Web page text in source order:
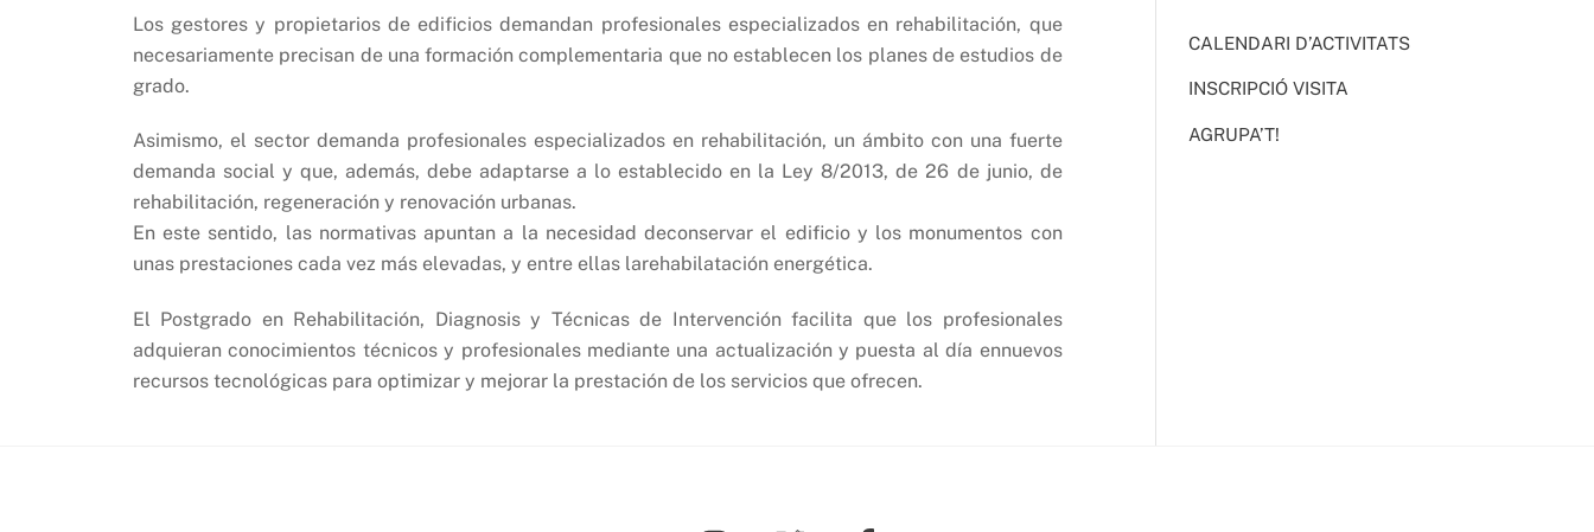
Los gestores y propietarios de edificios demandan profesionales especializados en rehabilitación, que
necesariamente precisan de una formación complementaria que no establecen los planes de estudios de
grado.
Asimismo, el sector demanda profesionales especializados en rehabilitación, un ámbito con una fuerte
demanda social y que, además, debe adaptarse a lo establecido en la Ley 8/2013, de 26 de junio, de
rehabilitación, regeneración y renovación urbanas.
En este sentido, las normativas apuntan a la necesidad deconservar el edificio y los monumentos con
unas prestaciones cada vez más elevadas, y entre ellas larehabilatación energética.
El Postgrado en Rehabilitación, Diagnosis y Técnicas de Intervención facilita que los profesionales
adquieran conocimientos técnicos y profesionales mediante una actualización y puesta al día ennuevos
recursos tecnológicas para optimizar y mejorar la prestación de los servicios que ofrecen.
CALENDARI D’ACTIVITATS
INSCRIPCIÓ VISITA
AGRUPA’T!